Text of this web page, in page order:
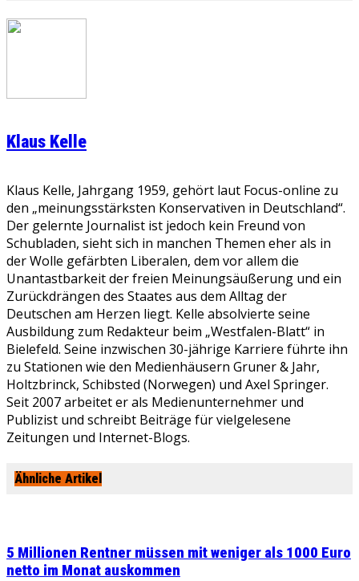
Klaus Kelle
Klaus Kelle, Jahrgang 1959, gehört laut Focus-online zu
den „meinungsstärksten Konservativen in Deutschland“.
Der gelernte Journalist ist jedoch kein Freund von
Schubladen, sieht sich in manchen Themen eher als in
der Wolle gefärbten Liberalen, dem vor allem die
Unantastbarkeit der freien Meinungsäußerung und ein
Zurückdrängen des Staates aus dem Alltag der
Deutschen am Herzen liegt. Kelle absolvierte seine
Ausbildung zum Redakteur beim „Westfalen-Blatt“ in
Bielefeld. Seine inzwischen 30-jährige Karriere führte ihn
zu Stationen wie den Medienhäusern Gruner & Jahr,
Holtzbrinck, Schibsted (Norwegen) und Axel Springer.
Seit 2007 arbeitet er als Medienunternehmer und
Publizist und schreibt Beiträge für vielgelesene
Zeitungen und Internet-Blogs.
Ähnliche Artikel
5 Millionen Rentner müssen mit weniger als 1000 Euro
netto im Monat auskommen